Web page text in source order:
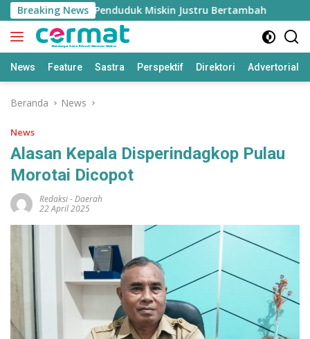
Langsung
ke
konten
Breaking News
Tinggi, Penduduk Miskin Justru Bertambah
News Feature Sastra Perspektif Direktori Advertorial
Beranda News
News
Alasan Kepala Disperindagkop Pulau
Morotai Dicopot
Redaksi-Daerah
22 April 2025